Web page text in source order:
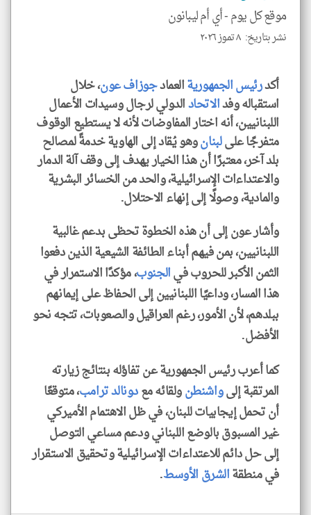
موقع كل يوم -أي أم ليبانون
نشر بتاريخ: ٨ تموز ٢٠٢٦
أكدرئيس الجمهوريةالعمادجوزاف عون، خلال
استقباله وفدالاتحادالدولي لرجال وسيدات الأعمال
اللبنانيين، أنه اختار المفاوضات لأنه لا يستطيع الوقوف
متفرجًا علىلبنانوهو يُقاد إلى الهاوية خدمةً لمصالح
بلد آخر، معتبرًا أن هذا الخيار يهدف إلى وقف آلة الدمار
والاعتداءات الإسرائيلية، والحد من الخسائر البشرية
والمادية، وصولًا إلى إنهاء الاحتلال.
وأشار عون إلى أن هذه الخطوة تحظى بدعم غالبية
اللبنانيين، بمن فيهم أبناء الطائفة الشيعية الذين دفعوا
الثمن الأكبر للحروب فيالجنوب، مؤكدًا الاستمرار في
هذا المسار، وداعيًا اللبنانيين إلى الحفاظ على إيمانهم
ببلدهم، لأن الأمور، رغم العراقيل والصعوبات، تتجه نحو
الأفضل.
كما أعرب رئيس الجمهورية عن تفاؤله بنتائج زيارته
المرتقبة إلىواشنطنولقائه معدونالد ترامب، متوقعًا
أن تحمل إيجابيات للبنان، في ظل الاهتمام الأميركي
غير المسبوق بالوضع اللبناني ودعم مساعي التوصل
إلى حل دائم للاعتداءات الإسرائيلية وتحقيق الاستقرار
في منطقةالشرق الأوسط.
klyoum.com